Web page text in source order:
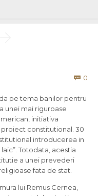

 0
pe tema banilor pentru
unei mai riguroase
initiativa
constitutional. 30
introducerea in
Totodata, acestia
a unei prevederi
fata de stat.
lui Remus Cernea,